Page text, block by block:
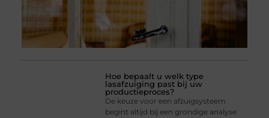
Hoe bepaalt u welk type
lasafzuiging past bij uw
productieproces?
De keuze voor een afzuigsysteem
begint altijd bij een grondige analyse